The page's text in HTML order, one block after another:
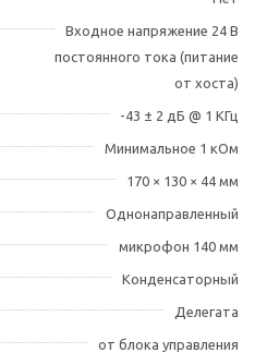
Входное напряжение 24 В
постоянного тока (питание
от хоста)
-43 ± 2 дБ @ 1 КГц
Минимальное 1 кОм
170 × 130 × 44 мм
Однонаправленный
микрофон 140 мм
Конденсаторный
Делегата
от блока управления